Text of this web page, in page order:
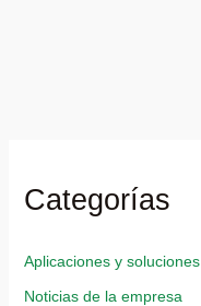
Categorías
Aplicaciones y soluciones
Noticias de la empresa